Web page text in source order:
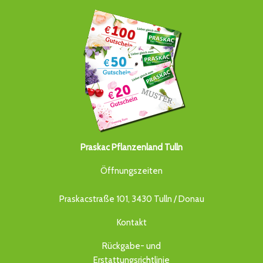
Praskac Pflanzenland Tulln
Öffnungszeiten
Praskacstraße 101, 3430 Tulln / Donau
Kontakt
Rückgabe- und
Erstattungsrichtlinie